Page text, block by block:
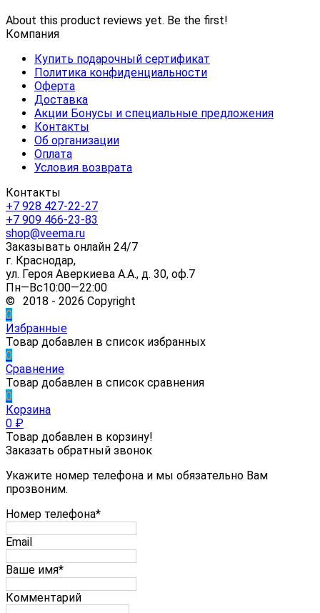
About this product reviews yet. Be the first!
Компания
Купить подарочный сертификат
Политика конфиденциальности
Оферта
Доставка
Акции Бонусы и специальные предложения
Контакты
Об организации
Оплата
Условия возврата
Контакты
+7 928 427-22-27
+7 909 466-23-83
shop@veema.ru
Заказывать онлайн 24/7
г. Краснодар,
ул. Героя Аверкиева А.А., д. 30, оф.7
Пн—Вс10:00—22:00
© 2018 - 2026 Copyright
0
Избранные
Товар добавлен в список избранных
0
Сравнение
Товар добавлен в список сравнения
0
Корзина
0 ₽
Товар добавлен в корзину!
Заказать обратный звонок
Укажите номер телефона и мы обязательно Вам
прозвоним.
Номер телефона*
Email
Ваше имя*
Комментарий